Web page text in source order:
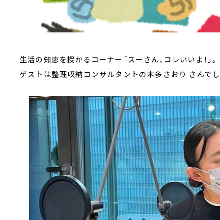
生活の知恵を授かるコーナー「スーさん、コレいいよ！」。
ゲストは整理収納コンサルタントの本多さおり さんでし